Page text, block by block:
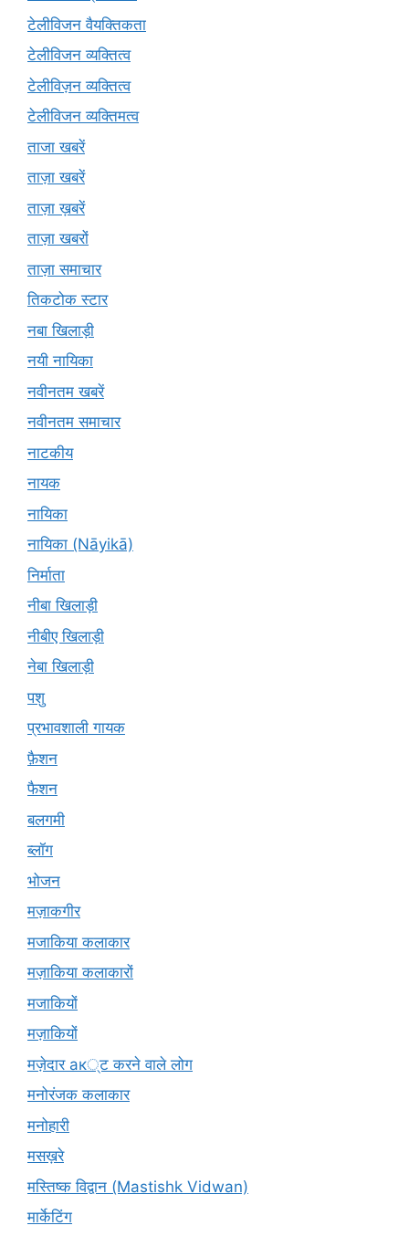
टेलीविजन वैयक्तिकता
टेलीविजन व्यक्तित्व
टेलीविज़न व्यक्तित्व
टेलीविजन व्यक्तिमत्व
ताजा खबरें
ताज़ा खबरें
ताज़ा ख़बरें
ताज़ा खबरों
ताज़ा समाचार
तिकटोक स्टार
नबा खिलाड़ी
नयी नायिका
नवीनतम खबरें
नवीनतम समाचार
नाटकीय
नायक
नायिका
नायिका (Nāyikā)
निर्माता
नीबा खिलाड़ी
नीबीए खिलाड़ी
नेबा खिलाड़ी
पशु
प्रभावशाली गायक
फ़ैशन
फैशन
बलगमी
ब्लॉग
भोजन
मज़ाकगीर
मजाकिया कलाकार
मज़ाकिया कलाकारों
मजाकियों
मज़ाकियों
मज़ेदार ак्ट करने वाले लोग
मनोरंजक कलाकार
मनोहारी
मसख़रे
मस्तिष्क विद्वान (Mastishk Vidwan)
मार्केटिंग